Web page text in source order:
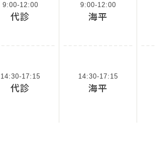
9:00-12:00
代診
14:30-17:15
代診
9:00-12:00
海平
14:30-17:15
海平